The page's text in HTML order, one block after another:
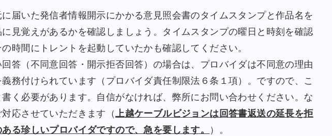
届いた発信者情報開示にかかる意見照会書のタイムスタンプと作品名を
見覚えがあるかを確認しましょう。タイムスタンプの曜日と時刻を確認
の時間にトレントを起動していたかも確認してください。
答（不同意回答・開示拒否回答）の場合は、プロバイダは不同意の理由
務付けられています（プロバイダ責任制限法６条１項）。ですので、こ
書く必要があります。自信がなければ、弊所にお問い合わせください。な
応させていただきます（上越ケーブルビジョンは回答書返送の延長を拒
る珍しいプロバイダですので、急を要します。
）。